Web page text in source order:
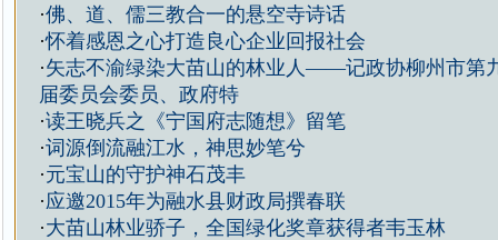
·佛、道、儒三教合一的悬空寺诗话
·怀着感恩之心打造良心企业回报社会
·矢志不渝绿染大苗山的林业人——记政协柳州市第
届委员会委员、政府特
·读王晓兵之《宁国府志随想》留笔
·词源倒流融江水，神思妙笔兮
·元宝山的守护神石茂丰
·应邀2015年为融水县财政局撰春联
·大苗山林业骄子，全国绿化奖章获得者韦玉林